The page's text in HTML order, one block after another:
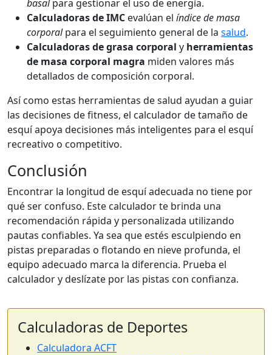
basalpara gestionar el uso de energía.
Calculadoras de IMC evalúan el índice de masa
corporalpara el seguimiento general de la salud.
Calculadoras de grasa corporal y herramientas
de masa corporal magra miden valores más
detallados de composición corporal.
Así como estas herramientas de salud ayudan a guiar
las decisiones de fitness, el calculador de tamaño de
esquí apoya decisiones más inteligentes para el esquí
recreativo o competitivo.
Conclusión
Encontrar la longitud de esquí adecuada no tiene por
qué ser confuso. Este calculador te brinda una
recomendación rápida y personalizada utilizando
pautas confiables. Ya sea que estés esculpiendo en
pistas preparadas o flotando en nieve profunda, el
equipo adecuado marca la diferencia. Prueba el
calculador y deslízate por las pistas con confianza.
Calculadoras de Deportes
Calculadora ACFT